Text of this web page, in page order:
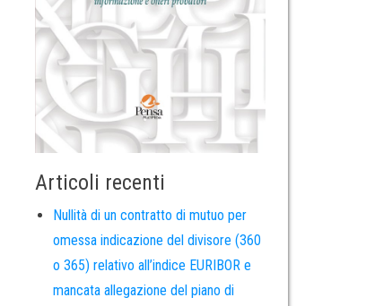
Articoli recenti
Nullità di un contratto di mutuo per
omessa indicazione del divisore (360
o 365) relativo all’indice EURIBOR e
mancata allegazione del piano di